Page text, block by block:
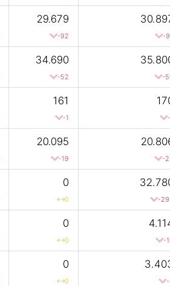
29.679
-92 -
34.690
-52 -
161
-1
20.095
-19 -
0
0 -
0
0 -
0
0